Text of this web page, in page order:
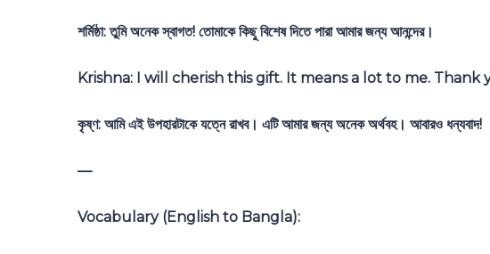
শর্মিষ্ঠা: তুমি অনেক স্বাগত! তোমাকে কিছু বিশেষ দিতে পারা আমার জন্য আনন্দের।
Krishna: I will cherish this gift. It means a lot to me. Thank
কৃষ্ণ: আমি এই উপহারটাকে যত্নে রাখব। এটি আমার জন্য অনেক অর্থবহ। আবারও ধন্যবাদ!
—
Vocabulary (English to Bangla):